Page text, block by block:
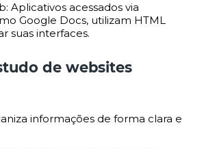
Aplicativos acessados via
Google Docs, utilizam HTML
suas interfaces.
de websites
informações de forma clara e